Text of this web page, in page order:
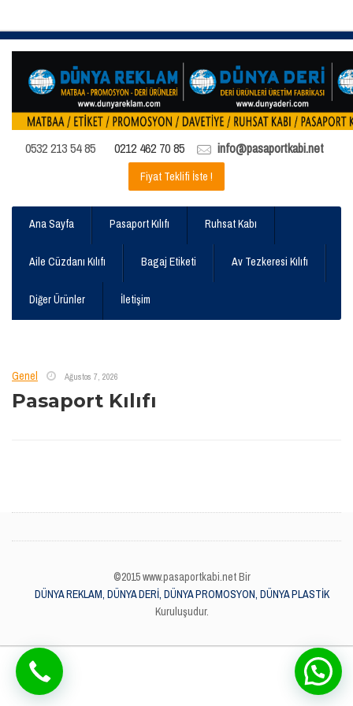
0532 213 54 85 0212 462 70 85 info@pasaportkabi.net
Fiyat Teklifi İste !
Ana Sayfa Pasaport Kılıfı Ruhsat Kabı
Aile Cüzdanı Kılıfı Bagaj Etiketi Av Tezkeresi Kılıfı
Diğer Ürünler İletişim
Genel Ağustos 7, 2026
Pasaport Kılıfı
©2015 www.pasaportkabi.net Bir
DÜNYA REKLAM, DÜNYA DERİ, DÜNYA PROMOSYON, DÜNYA PLASTİK
Kuruluşudur.